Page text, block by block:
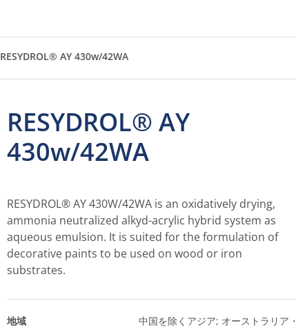
RESYDROL® AY 430w/42WA
RESYDROL® AY
430w/42WA
RESYDROL® AY 430W/42WA is an oxidatively drying,
ammonia neutralized alkyd-acrylic hybrid system as
aqueous emulsion. It is suited for the formulation of
decorative paints to be used on wood or iron
substrates.
地域
中国を除くアジア; オーストラリア・